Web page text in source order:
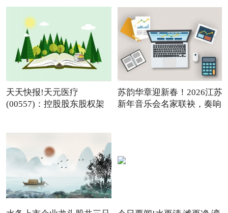
天天快报!天元医疗
(00557)：控股股东股权架
苏韵华章迎新春！2026江苏
新年音乐会名家联袂，奏响